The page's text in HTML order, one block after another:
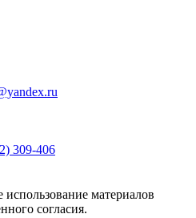
309-406
материалов
согласия.